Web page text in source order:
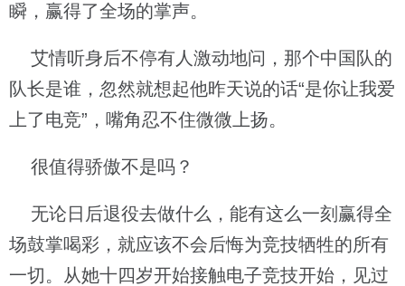
瞬，赢得了全场的掌声。
艾情听身后不停有人激动地问，那个中国队的
队长是谁，忽然就想起他昨天说的话“是你让我爱
上了电竞”，嘴角忍不住微微上扬。
很值得骄傲不是吗？
无论日后退役去做什么，能有这么一刻赢得全
场鼓掌喝彩，就应该不会后悔为竞技牺牲的所有
一切。从她十四岁开始接触电子竞技开始，见过